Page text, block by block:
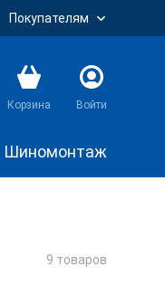
Покупателям
Корзина Войти
Шиномонтаж
9 товаров